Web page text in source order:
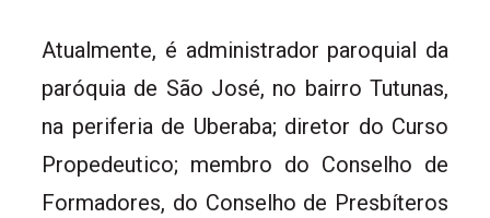
Atualmente, é administrador paroquial da
paróquia de São José, no bairro Tutunas,
na periferia de Uberaba; diretor do Curso
Propedeutico; membro do Conselho de
Formadores, do Conselho de Presbíteros